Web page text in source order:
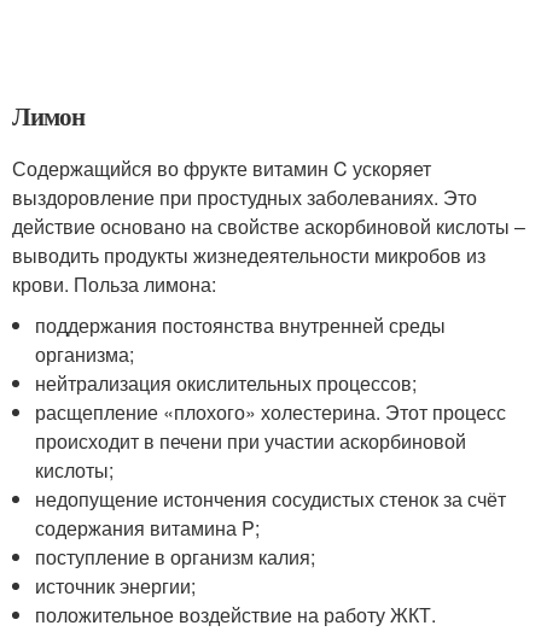
Лимон
Содержащийся во фрукте витамин C ускоряет
выздоровление при простудных заболеваниях. Это
действие основано на свойстве аскорбиновой кислоты –
выводить продукты жизнедеятельности микробов из
крови. Польза лимона:
поддержания постоянства внутренней среды
организма;
нейтрализация окислительных процессов;
расщепление «плохого» холестерина. Этот процесс
происходит в печени при участии аскорбиновой
кислоты;
недопущение истончения сосудистых стенок за счёт
содержания витамина P;
поступление в организм калия;
источник энергии;
положительное воздействие на работу ЖКТ.